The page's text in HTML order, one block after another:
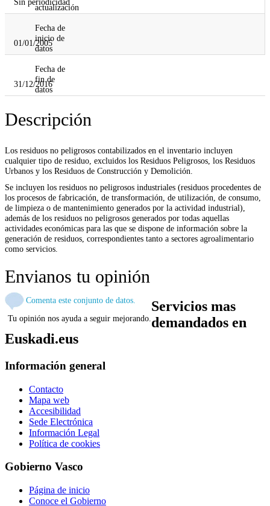
actualización
Sin periodicidad
Fecha de
inicio de
datos
01/01/2005
Fecha de
fin de
datos
31/12/2016
Descripción
Los residuos no peligrosos contabilizados en el inventario incluyen
cualquier tipo de residuo, excluidos los Residuos Peligrosos, los Residuos
Urbanos y los Residuos de Construcción y Demolición.
Se incluyen los residuos no peligrosos industriales (residuos procedentes de
los procesos de fabricación, de transformación, de utilización, de consumo,
de limpieza o de mantenimiento generados por la actividad industrial),
además de los residuos no peligrosos generados por todas aquellas
actividades económicas para las que se dispone de información sobre la
generación de residuos, correspondientes tanto a sectores agroalimentario
como servicios.
Envianos tu opinión
Comenta este conjunto de datos.
Tu opinión nos ayuda a seguir mejorando.
Servicios mas
demandados en
Euskadi.eus
Información general
Contacto
Mapa web
Accesibilidad
Sede Electrónica
Información Legal
Política de cookies
Gobierno Vasco
Página de inicio
Conoce el Gobierno